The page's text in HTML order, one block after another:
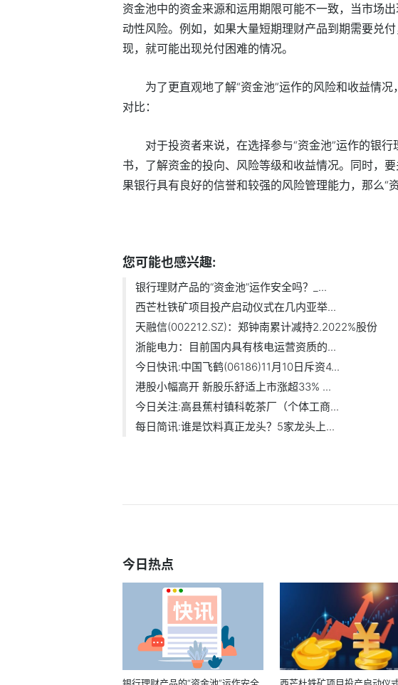
资金池中的资金来源和运用期限可能不一致，当市场
动性风险。例如，如果大量短期理财产品到期需要兑
现，就可能出现兑付困难的情况。
为了更直观地了解“资金池”运作的风险和收益情
对比：
对于投资者来说，在选择参与“资金池”运作的银
书，了解资金的投向、风险等级和收益情况。同时，
果银行具有良好的信誉和较强的风险管理能力，那么“
您可能也感兴趣:
银行理财产品的“资金池”运作安全吗？_...
西芒杜铁矿项目投产启动仪式在几内亚举...
天融信(002212.SZ)：郑钟南累计减持2.2022%股份
浙能电力：目前国内具有核电运营资质的...
今日快讯:中国飞鹤(06186)11月10日斥资4...
港股小幅高开 新股乐舒适上市涨超33% ...
今日关注:高县蕉村镇科乾茶厂（个体工商...
每日简讯:谁是饮料真正龙头？5家龙头上...
今日热点
银行理财产品的“资金池”运作安全
西芒杜铁矿项目投产启动仪